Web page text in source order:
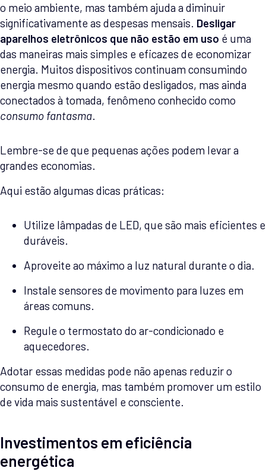
o meio ambiente, mas também ajuda a diminuir
significativamente as despesas mensais. Desligar
aparelhos eletrônicos que não estão em uso é uma
das maneiras mais simples e eficazes de economizar
energia. Muitos dispositivos continuam consumindo
energia mesmo quando estão desligados, mas ainda
conectados à tomada, fenômeno conhecido como
consumo fantasma.
Lembre-se de que pequenas ações podem levar a
grandes economias.
Aqui estão algumas dicas práticas:
Utilize lâmpadas de LED, que são mais eficientes e
duráveis.
Aproveite ao máximo a luz natural durante o dia.
Instale sensores de movimento para luzes em
áreas comuns.
Regule o termostato do ar-condicionado e
aquecedores.
Adotar essas medidas pode não apenas reduzir o
consumo de energia, mas também promover um estilo
de vida mais sustentável e consciente.
Investimentos em eficiência
energética